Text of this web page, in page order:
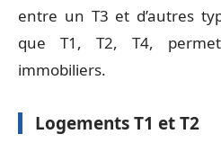
entre un T3 et d’autres
que T1, T2, T4,
immobiliers.
Logements T1 et T2